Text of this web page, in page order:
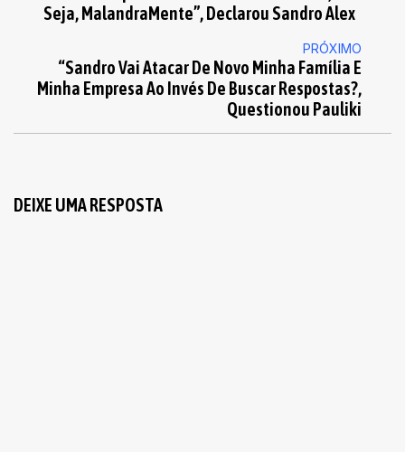
Seja, MalandraMente”, Declarou Sandro Alex
PRÓXIMO
“Sandro Vai Atacar De Novo Minha Família E
Minha Empresa Ao Invés De Buscar Respostas?,
Questionou Pauliki
DEIXE UMA RESPOSTA